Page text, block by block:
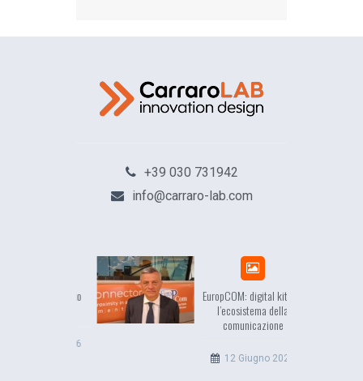
+39 030 731942
info@carraro-lab.com
EuropCOM: digital kit per
l’ecosistema della
comunicazione
12 Giugno 2026